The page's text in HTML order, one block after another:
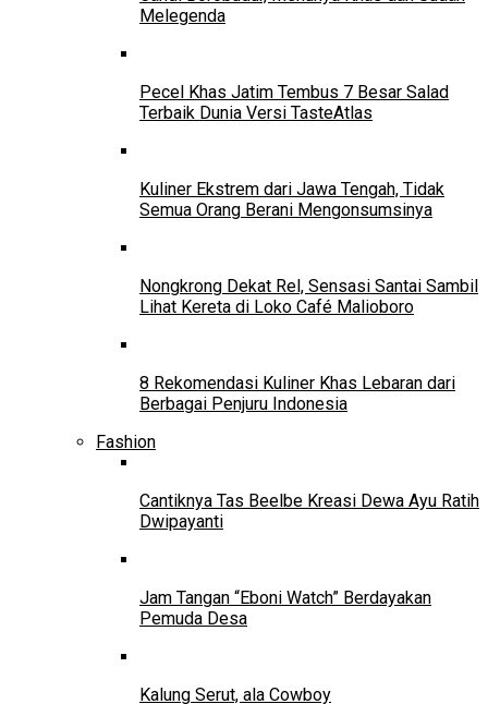
Melegenda
Pecel Khas Jatim Tembus 7 Besar Salad
Terbaik Dunia Versi TasteAtlas
Kuliner Ekstrem dari Jawa Tengah, Tidak
Semua Orang Berani Mengonsumsinya
Nongkrong Dekat Rel, Sensasi Santai Sambil
Lihat Kereta di Loko Café Malioboro
8 Rekomendasi Kuliner Khas Lebaran dari
Berbagai Penjuru Indonesia
Fashion
Cantiknya Tas Beelbe Kreasi Dewa Ayu Ratih
Dwipayanti
Jam Tangan “Eboni Watch” Berdayakan
Pemuda Desa
Kalung Serut, ala Cowboy